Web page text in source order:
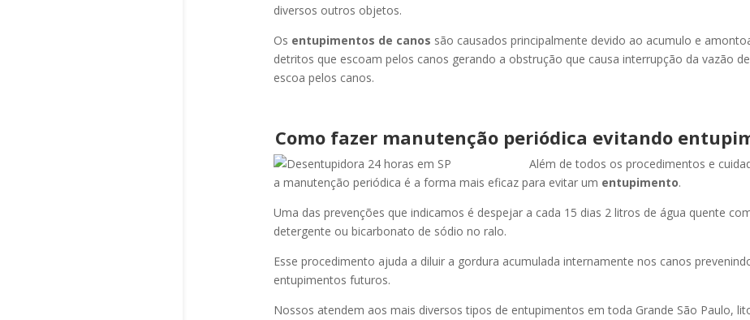
diversos outros objetos.
Os entupimentos de canos são causados principalmente devido ao acumulo e
detritos que escoam pelos canos gerando a obstrução que causa interrupção da vazão
escoa pelos canos.
Como fazer manutenção periódica evitando
Além de todos os procedimentos e
a manutenção periódica é a forma mais eficaz para evitar um entupimento.
Uma das prevenções que indicamos é despejar a cada 15 dias 2 litros de água quente
detergente ou bicarbonato de sódio no ralo.
Esse procedimento ajuda a diluir a gordura acumulada internamente nos canos
entupimentos futuros.
Nossos atendem aos mais diversos tipos de entupimentos em toda Grande São Paulo,